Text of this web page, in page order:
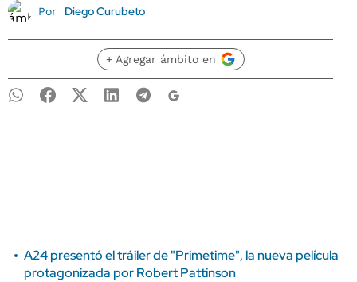
Por Diego Curubeto
+ Agregar ámbito en
A24 presentó el tráiler de "Primetime", la nueva película
protagonizada por Robert Pattinson